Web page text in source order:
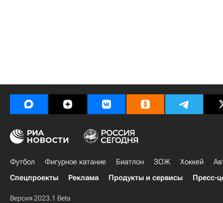
Футбол Фигурное катание Биатлон ЗОЖ Хоккей
Спецпроекты
Реклама Продукты и сервисы Пресс-
Версия 2023.1 Beta